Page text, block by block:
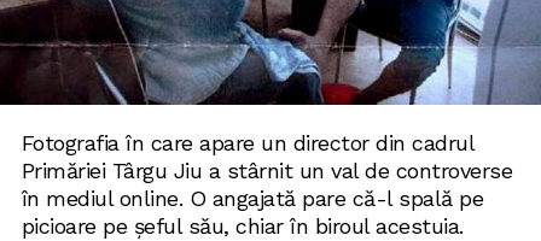
Fotografia în care apare un director din cadrul
Primăriei Târgu Jiu a stârnit un val de controverse
în mediul online. O angajată pare că-l spală pe
picioare pe șeful său, chiar în biroul acestuia.